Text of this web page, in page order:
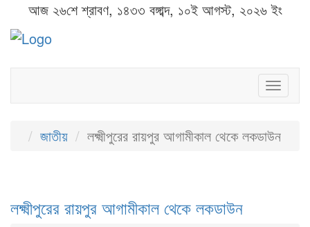
আজ ২৬শে শ্রাবণ, ১৪৩৩ বঙ্গাব্দ, ১০ই আগস্ট, ২০২৬ ইং
জাতীয়
লক্ষ্মীপুরের রায়পুর আগামীকাল থেকে লকডাউন
লক্ষ্মীপুরের রায়পুর আগামীকাল থেকে লকডাউন